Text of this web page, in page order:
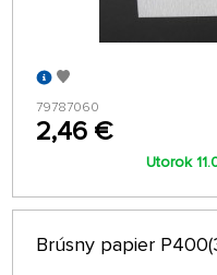
79787060
2,46 €
Utorok
Brúsny papier